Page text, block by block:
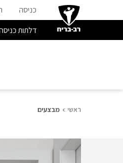
כניסה
דלתות
ראשי מבצעים
מבצעים